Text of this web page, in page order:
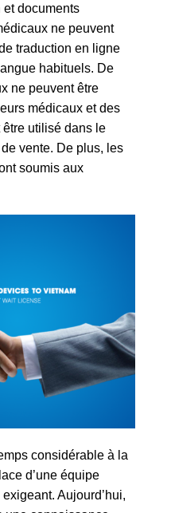
documents
ne peuvent
traduction en ligne
habituels. De
ne peuvent être
médicaux et des
être utilisé dans le
vente. De plus, les
soumis aux
considérable à la
d’une équipe
Aujourd’hui,